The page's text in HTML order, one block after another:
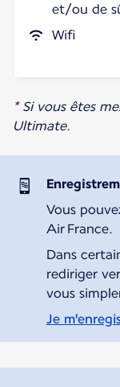
et/ou de
Wifi
* Si vous êtes
Ultimate.
Vous
Air France.
Dans
rediriger
vous
Je